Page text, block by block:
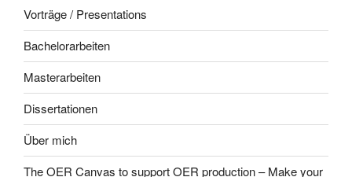
Vorträge / Presentations
Bachelorarbeiten
Masterarbeiten
Dissertationen
Über mich
The OER Canvas to support OER production – Make your